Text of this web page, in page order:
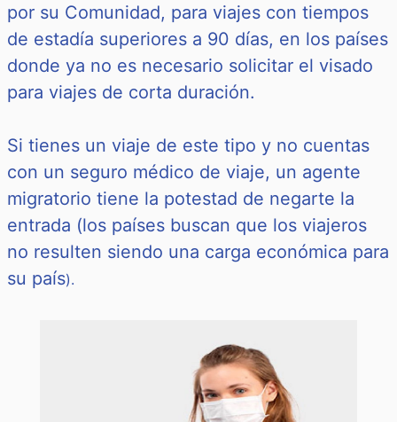
por su Comunidad, para viajes con tiempos
de estadía superiores a 90 días, en los países
donde ya no es necesario solicitar el visado
para viajes de corta duración.
Si tienes un viaje de este tipo y no cuentas
con un seguro médico de viaje, un agente
migratorio tiene la potestad de negarte la
entrada (los países buscan que los viajeros
no resulten siendo una carga económica para
su país).